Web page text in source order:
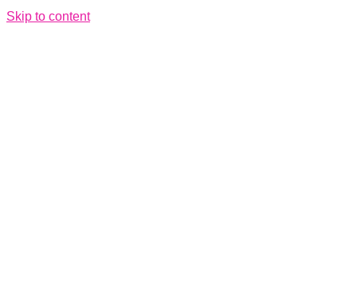
Skip to content